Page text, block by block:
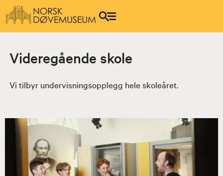
Videregående skole
Vi tilbyr undervisningsopplegg hele skoleåret.